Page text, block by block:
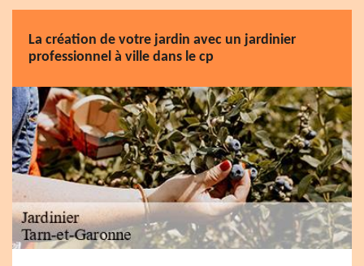
La création de votre jardin avec un jardinier
professionnel à ville dans le cp